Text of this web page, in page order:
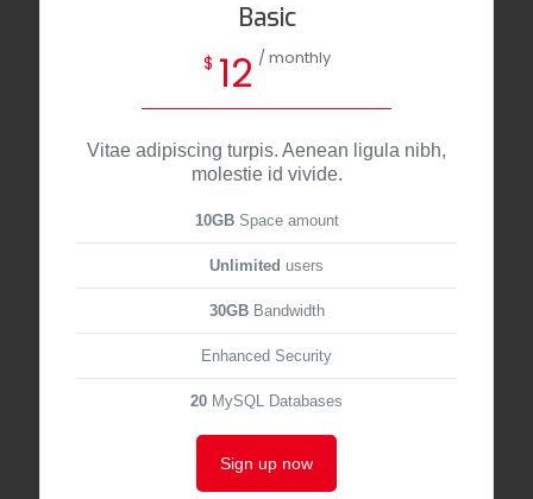
Basic
$ 12 / monthly
Vitae adipiscing turpis. Aenean ligula nibh,
molestie id vivide.
10GBSpace amount
Unlimited users
30GBBandwidth
Enhanced Security
20 MySQL Databases
Sign up now